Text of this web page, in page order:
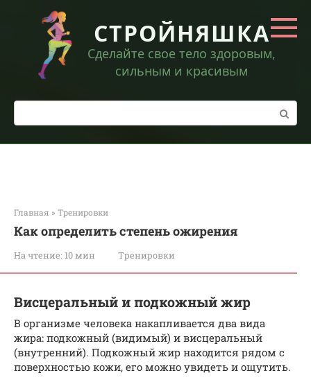
контенту
СТРОЙНЯШКА
Сделайте свое тело здоровым,
сильным и красивым
Поиск:
Главная » Тренировки
Как определить степень ожирения
На чтение: 10 мин Тренировки
Висцеральный и подкожный жир
В организме человека накапливается два вида
жира: подкожный (видимый) и висцеральный
(внутренний). Подкожный жир находится рядом с
поверхностью кожи, его можно увидеть и ощутить.